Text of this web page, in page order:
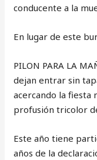
conducente a la
En lugar de este
PILON PARA LA
dejan entrar sin
acercando la fiesta
profusión tricolor
Este año tiene
años de la